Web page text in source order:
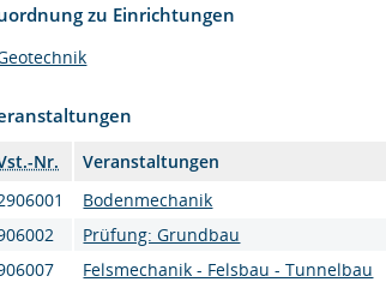
zu Einrichtungen
Nr. Veranstaltungen
Bodenmechanik
Prüfung: Grundbau
Felsmechanik - Felsbau - Tunnelbau